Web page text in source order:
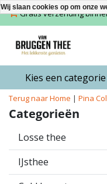
Gratis verzending
Kies een categorie
Terug naar Home | Pina
Categorieën
Losse thee
IJsthee
Wij slaan cookies op om onze